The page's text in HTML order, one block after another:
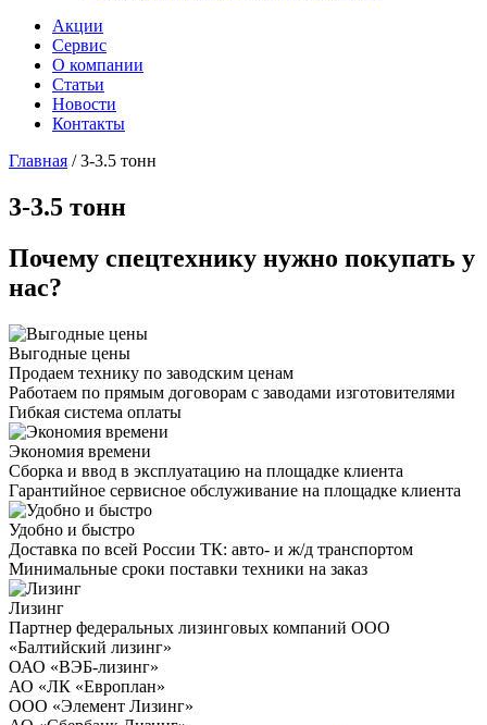
Акции
Сервис
О компании
Статьи
Новости
Контакты
Главная /3-3.5 тонн
3-3.5 тонн
Почему спецтехнику нужно покупать у
нас?
Выгодные цены
Продаем технику по заводским ценам
Работаем по прямым договорам с заводами изготовителями
Гибкая система оплаты
Экономия времени
Сборка и ввод в эксплуатацию на площадке клиента
Гарантийное сервисное обслуживание на площадке клиента
Удобно и быстро
Доставка по всей России ТК: авто- и ж/д транспортом
Минимальные сроки поставки техники на заказ
Лизинг
Партнер федеральных лизинговых компаний ООО
«Балтийский лизинг»
ОАО «ВЭБ-лизинг»
АО «ЛК «Европлан»
ООО «Элемент Лизинг»